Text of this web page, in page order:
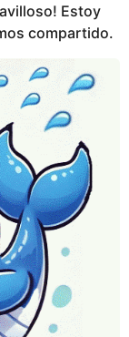
Estoy
compartido.